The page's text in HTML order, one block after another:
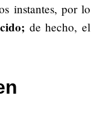
instantes, por lo
de hecho, el